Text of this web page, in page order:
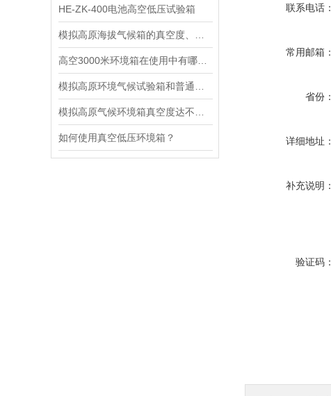
HE-ZK-400电池高空低压试验箱
如何使用真空低压环境箱？
联系电话：
常用邮箱：
省份：
详细地址：
补充说明：
验证码：